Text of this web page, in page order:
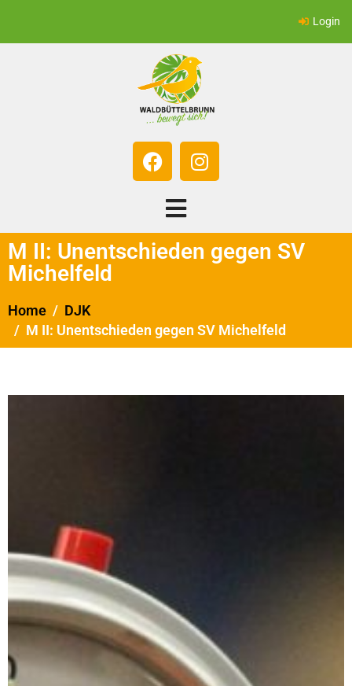
Login
M II: Unentschieden gegen SV
Michelfeld
Home
DJK
M II: Unentschieden gegen SV Michelfeld